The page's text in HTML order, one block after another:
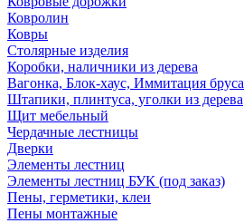
Ковролин
Ковры
Столярные изделия
Коробки, наличники из дерева
Вагонка, Блок-хаус, Иммитация бруса
Штапики, плинтуса, уголки из дерева
Щит мебельный
Чердачные лестницы
Дверки
Элементы лестниц
Элементы лестниц БУК (под заказ)
Пены, герметики, клеи
Пены монтажные